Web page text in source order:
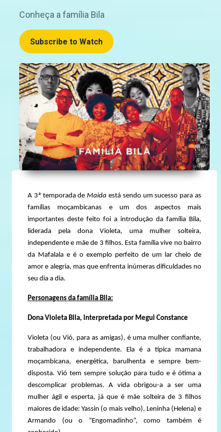
Conheça a família Bila
Subscribe to Watch
A 3ª temporada deMaida está sendo um sucesso para as
famílias moçambicanas e um dos aspectos mais
importantes deste feito foi a introdução da família Bila,
liderada pela dona Violeta, uma mulher solteira,
independente e mãe de 3 filhos. Esta família vive no bairro
da Mafalala e é o exemplo perfeito de um lar cheio de
amor e alegria, mas que enfrenta inúmeras dificuldades no
seu dia a dia.
Personagens da família Bila:
Dona Violeta Bila, interpretada por Megui Constance
Violeta (ou Vió, para as amigas), é uma mulher confiante,
trabalhadora e independente. Ela é a típica mamana
moçambicana, energética, barulhenta e sempre bem-
disposta. Vió tem sempre solução para tudo e é ótima a
descomplicar problemas. A vida obrigou-a a ser uma
mulher ágil e esperta, já que é mãe solteira de 3 filhos
maiores de idade: Yassin (o mais velho), Leninha (Helena) e
Armando (ou o “Engomadinho”, como também é